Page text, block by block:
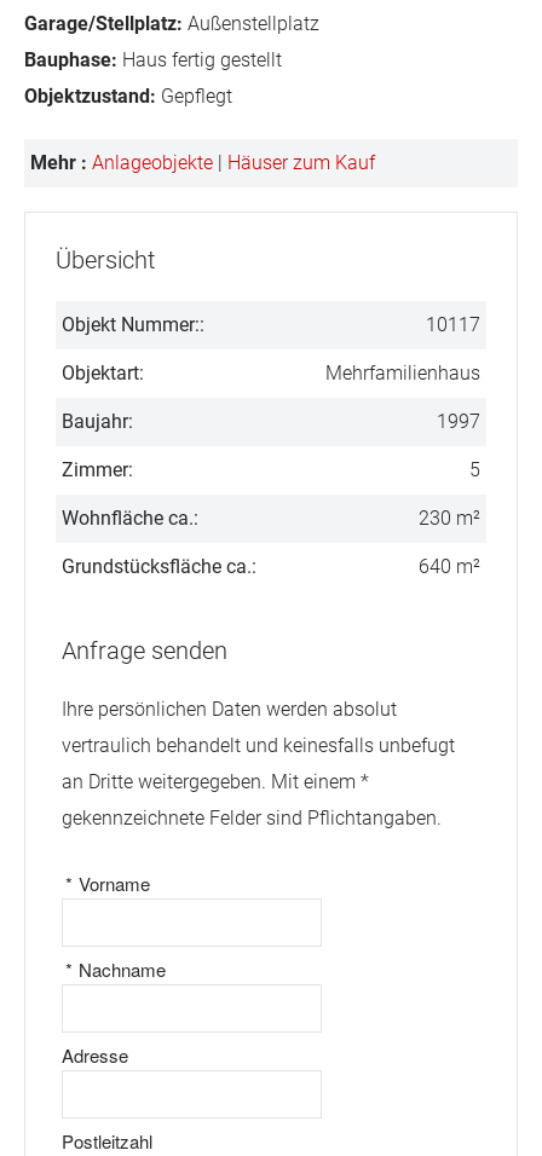
Garage/Stellplatz: Außenstellplatz
Bauphase: Haus fertig gestellt
Objektzustand: Gepflegt
Mehr : Anlageobjekte | Häuser zum Kauf
Übersicht
Objekt Nummer:: 10117
Objektart: Mehrfamilienhaus
Baujahr: 1997
Zimmer: 5
Wohnfläche ca.: 230 m²
Grundstücksfläche ca.: 640 m²
Anfrage senden
Ihre persönlichen Daten werden absolut
vertraulich behandelt und keinesfalls unbefugt
an Dritte weitergegeben. Mit einem *
gekennzeichnete Felder sind Pflichtangaben.
Vorname
*
Nachname
*
Adresse
Postleitzahl